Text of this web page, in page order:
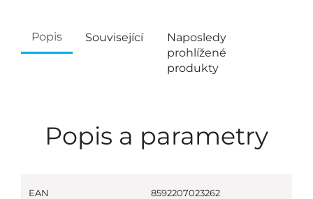
Popis Související
Naposledy
prohlížené
produkty
Popis a parametry
EAN 8592207023262